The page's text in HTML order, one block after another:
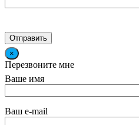
×
Перезвоните мне
Ваше имя
Ваш e-mail